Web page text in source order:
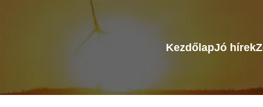
KezdőlapJó hírek